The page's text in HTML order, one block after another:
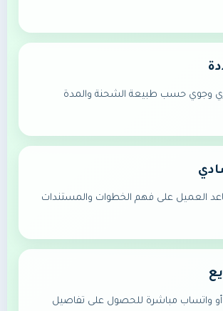
وجوي حسب طبيعة الشحنة والمدة
العميل على فهم الخطوات والمستندات
أو واتساب مباشرة للحصول على تفاصيل